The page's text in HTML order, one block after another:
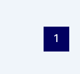
1